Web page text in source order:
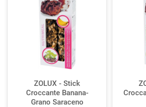
ZOLUX - Stick
Croccante Banana-
Grano Saraceno